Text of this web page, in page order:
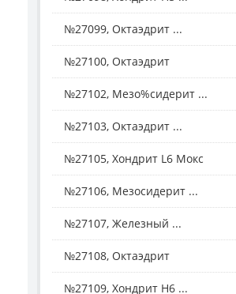
№27099, Октаэдрит ...
№27100, Октаэдрит
№27102, Мезо%сидерит ...
№27103, Октаэдрит ...
№27105, Хондрит L6 Мокс
№27106, Мезосидерит ...
№27107, Железный ...
№27108, Октаэдрит
№27109, Хондрит Н6 ...